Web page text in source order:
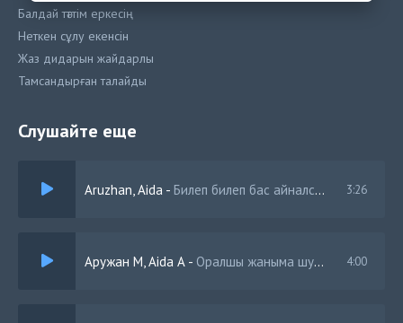
Балдай тәттім еркесің
Неткен сұлу екенсін
Жаз дидарын жайдарлы
Тамсандырған талайды
Слушайте еще
Aruzhan, Aida - Билеп билеп бас айналсын cover 3:26
Аружан М, Aida A - Оралшы жаныма шуак берши таныма кавер 4:00